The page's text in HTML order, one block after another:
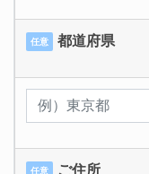
任意 都道府県
任意 ご住所